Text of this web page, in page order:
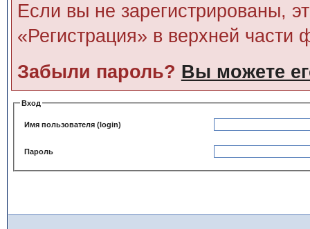
Если вы не зарегистрированы,
«Регистрация» в верхней части
Забыли пароль? Вы можете
Вход
Имя пользователя (login)
Пароль